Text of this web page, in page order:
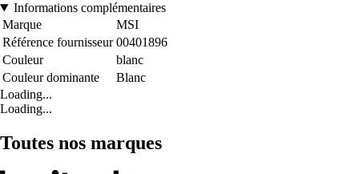
Informations complémentaires
Marque
MSI
Référence fournisseur 00401896
Couleur
blanc
Couleur dominante
Blanc
Loading...
Loading...
Toutes nos marques